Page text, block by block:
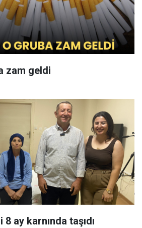
zam geldi
ay karnında taşıdı